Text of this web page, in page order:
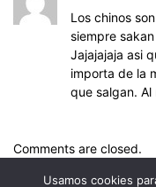
Los chinos
siempre
Jajajajaja asi
importa de la
que salgan.
Comments are closed.
Usamos cookies